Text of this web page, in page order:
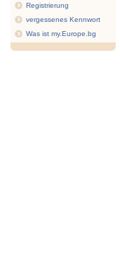
Registrierung
vergessenes Kennwort
Was ist my.Europe.bg